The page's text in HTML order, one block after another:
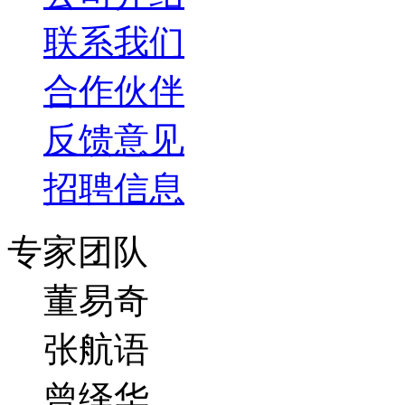
联系我们
合作伙伴
反馈意见
招聘信息
专家团队
董易奇
张航语